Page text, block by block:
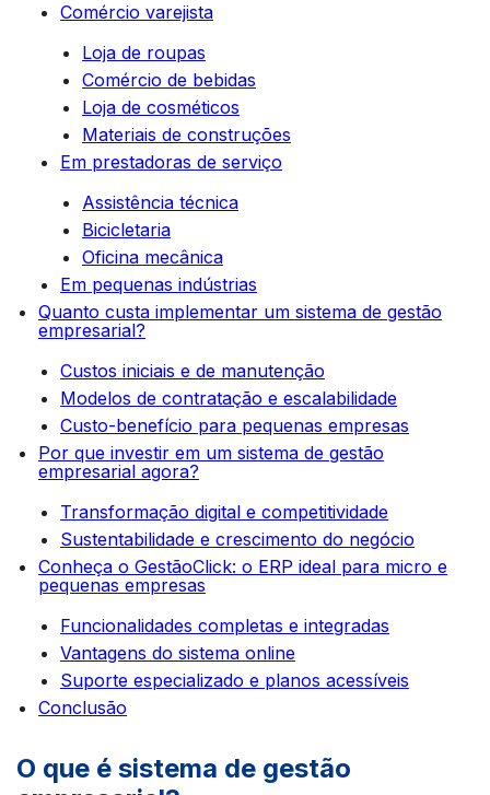
Comércio varejista
Loja de roupas
Comércio de bebidas
Loja de cosméticos
Materiais de construções
Em prestadoras de serviço
Assistência técnica
Bicicletaria
Oficina mecânica
Em pequenas indústrias
Quanto custa implementar um sistema de gestão
empresarial?
Custos iniciais e de manutenção
Modelos de contratação e escalabilidade
Custo-benefício para pequenas empresas
Por que investir em um sistema de gestão
empresarial agora?
Transformação digital e competitividade
Sustentabilidade e crescimento do negócio
Conheça o GestãoClick: o ERP ideal para micro e
pequenas empresas
Funcionalidades completas e integradas
Vantagens do sistema online
Suporte especializado e planos acessíveis
Conclusão
O que é sistema de gestão